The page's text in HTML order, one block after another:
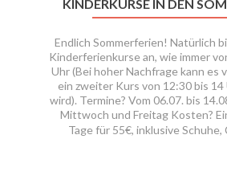
KINDERKURSE IN DEN
Endlich Sommerferien! Natürlich
Kinderferienkurse an, wie immer
Uhr (Bei hoher Nachfrage kann es
ein zweiter Kurs von 12:30 bis
wird). Termine? Vom 06.07. bis
Mittwoch und Freitag Kosten?
Tage für 55€, inklusive Schuhe,